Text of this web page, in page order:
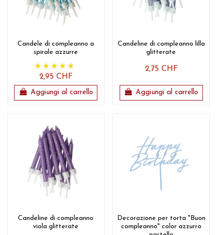
Candele di compleanno a
spirale azzurre
2,95 CHF
Aggiungi al carrello
Candeline di compleanno lilla
glitterate
2,75 CHF
Aggiungi al carrello
Candeline di compleanno
viola glitterate
Decorazione per torta "Buon
compleanno" color azzurro